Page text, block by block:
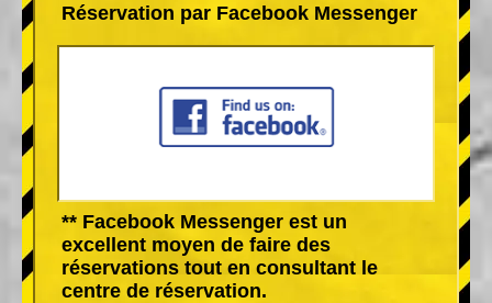
Réservation par Facebook Messenger
** Facebook Messenger est un
excellent moyen de faire des
réservations tout en consultant le
centre de réservation.